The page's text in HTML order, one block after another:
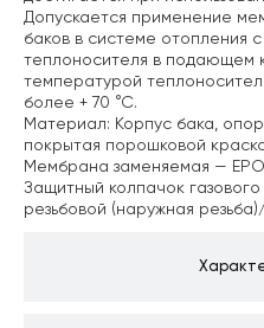
Допускается применение
баков в системе отопления
теплоносителя в подающем
температурой
более + 70 °С.
Материал: Корпус бака,
покрытая порошковой
Мембрана заменяемая —
Защитный колпачок
резьбовой (наружная